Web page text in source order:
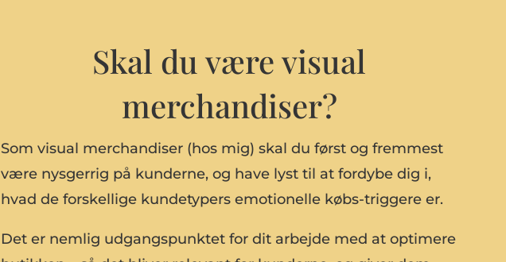
Skal du være visual
merchandiser?
Som visual merchandiser (hos mig) skal du først og fremmest
være nysgerrig på kunderne, og have lyst til at fordybe dig i,
hvad de forskellige kundetypers emotionelle købs-triggere er.
Det er nemlig udgangspunktet for dit arbejde med at optimere